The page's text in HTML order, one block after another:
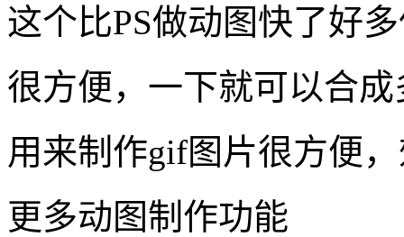
这个比PS做动图快了好
很方便，一下就可以合成
用来制作gif图片很方便
更多动图制作功能